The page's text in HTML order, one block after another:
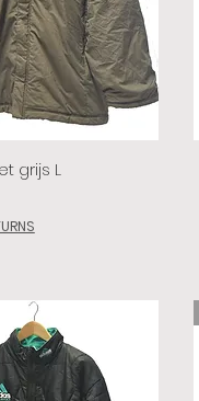
grijs L